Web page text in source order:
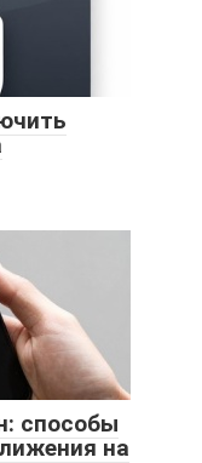
способы
на